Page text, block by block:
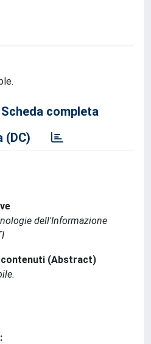
Scheda completa
(DC)
dell'Informazione
contenuti (Abstract)